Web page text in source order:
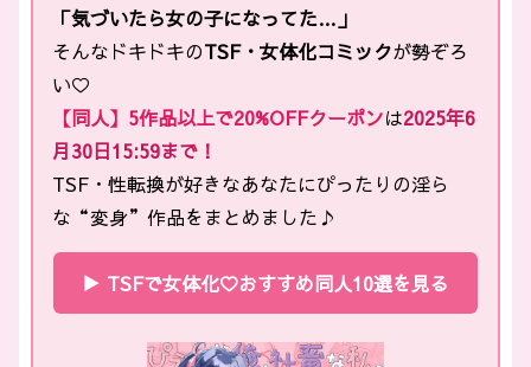
「気づいたら女の子になってた…」
そんなドキドキのTSF・女体化コミックが勢ぞろ
い♡
【同人】5作品以上で20%OFFクーポンは2025年6
月30日15:59まで！
TSF・性転換が好きなあなたにぴったりの淫ら
な“変身”作品をまとめました♪
▶ TSFで女体化♡おすすめ同人10選を見る